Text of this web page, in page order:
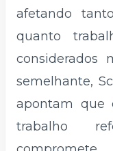
afetando
quanto
considerados
semelhante,
apontam que
trabalho